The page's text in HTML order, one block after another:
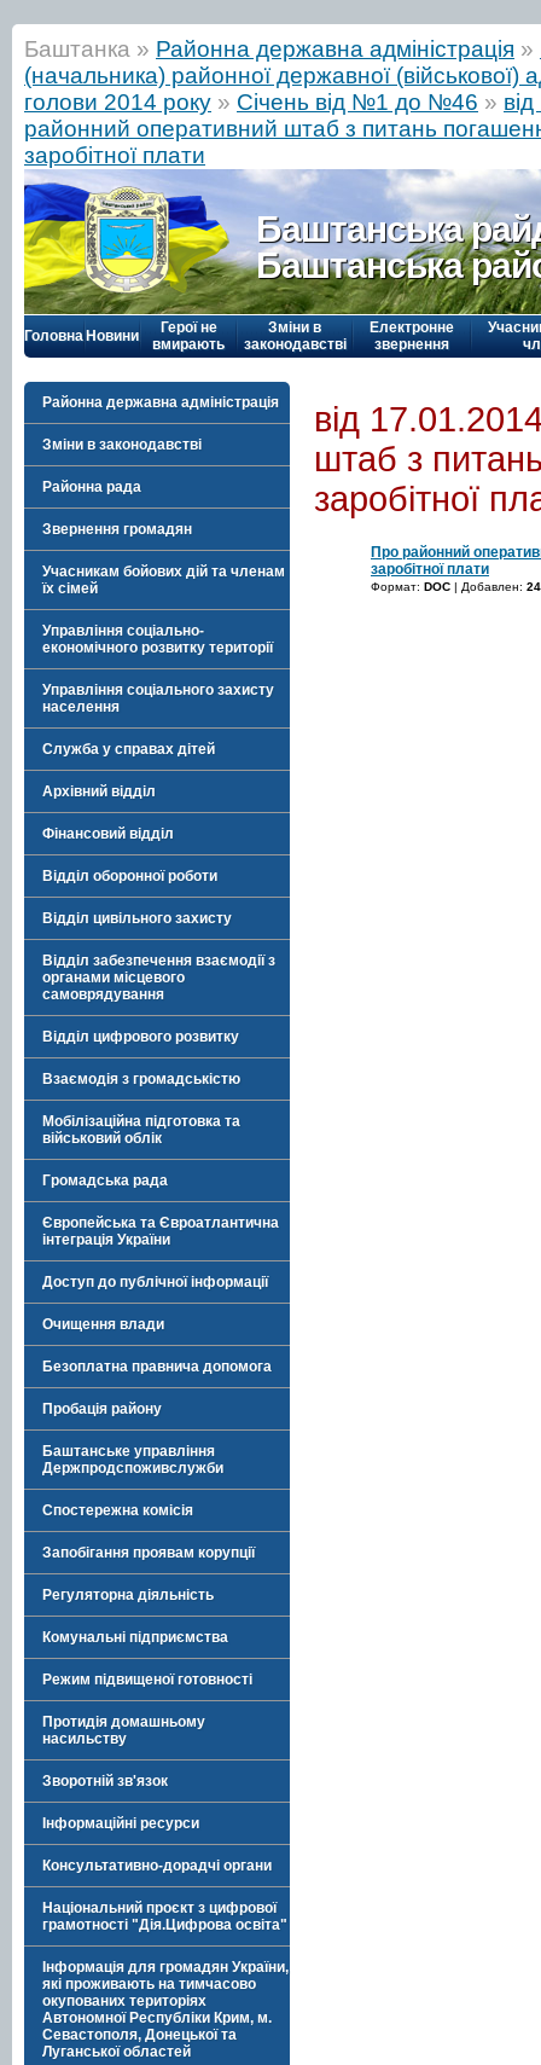
Баштанка » Районна державна адміністрація »
(начальника) районної державної (військової)
голови 2014 року » Січень від №1 до №46 »
районний оперативний штаб з питань
заробітної плати
Баштанська
Баштанська
Головна Новини
Герої не
вмирають
Зміни в
законодавстві
Електронне
звернення
Районна державна адміністрація
Зміни в законодавстві
Районна рада
Звернення громадян
Учасникам бойових дій та членам
їх сімей
Управління соціально-
економічного розвитку території
Управління соціального захисту
населення
Служба у справах дітей
Архівний відділ
Фінансовий відділ
Відділ оборонної роботи
Відділ цивільного захисту
Відділ забезпечення взаємодії з
органами місцевого
самоврядування
Відділ цифрового розвитку
Взаємодія з громадськістю
Мобілізаційна підготовка та
військовий облік
Громадська рада
Європейська та Євроатлантична
інтеграція України
Доступ до публічної інформації
Очищення влади
Безоплатна правнича допомога
Пробація району
Баштанське управління
Держпродспоживслужби
Спостережна комісія
Запобігання проявам корупції
Регуляторна діяльність
Комунальні підприємства
Режим підвищеної готовності
Протидія домашньому
насильству
Зворотній зв'язок
Інформаційні ресурси
Консультативно-дорадчі органи
Національний проєкт з цифрової
грамотності "Дія.Цифрова освіта"
Інформація для громадян України,
які проживають на тимчасово
окупованих територіях
Автономної Республіки Крим, м.
Севастополя, Донецької та
Луганської областей
від
штаб з
заробітної
Про районний
заробітної плати
Формат: DOC | Добавлен: